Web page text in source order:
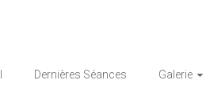
Dernières Séances Galerie